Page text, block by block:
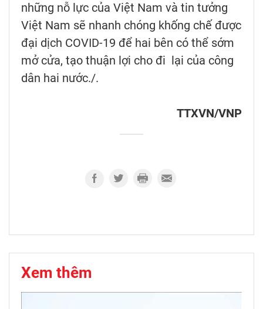
những nỗ lực của Việt Nam và tin tưởng
Việt Nam sẽ nhanh chóng khống chế được
đại dịch COVID-19 để hai bên có thể sớm
mở cửa, tạo thuận lợi cho đi lại của công
dân hai nước./.
TTXVN/VNP
Xem thêm